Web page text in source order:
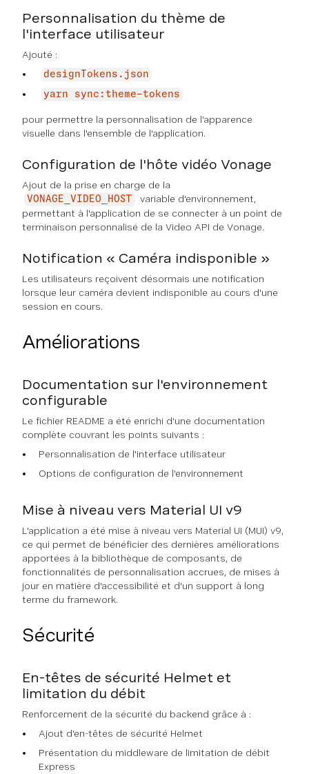
Personnalisation du thème de
l'interface utilisateur
Ajouté :
designTokens.json
yarn sync:theme-tokens
pour permettre la personnalisation de l'apparence
visuelle dans l'ensemble de l'application.
Configuration de l'hôte vidéo Vonage
Ajout de la prise en charge de la
VONAGE_VIDEO_HOST
variable d'environnement,
permettant à l'application de se connecter à un point de
terminaison personnalisé de la Video API de Vonage.
Notification « Caméra indisponible »
Les utilisateurs reçoivent désormais une notification
lorsque leur caméra devient indisponible au cours d'une
session en cours.
Améliorations
Documentation sur l'environnement
configurable
Le fichier README a été enrichi d'une documentation
complète couvrant les points suivants :
Personnalisation de l'interface utilisateur
Options de configuration de l'environnement
Mise à niveau vers Material UI v9
L'application a été mise à niveau vers Material UI (MUI) v9,
ce qui permet de bénéficier des dernières améliorations
apportées à la bibliothèque de composants, de
fonctionnalités de personnalisation accrues, de mises à
jour en matière d'accessibilité et d'un support à long
terme du framework.
Sécurité
En-têtes de sécurité Helmet et
limitation du débit
Renforcement de la sécurité du backend grâce à :
Ajout d'en-têtes de sécurité Helmet
Présentation du middleware de limitation de débit
Express